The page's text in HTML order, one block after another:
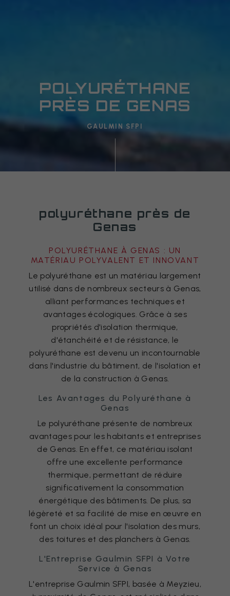
POLYURÉTHANE
PRÈS DE GENAS
GAULMIN SFPI
polyuréthane près de
Genas
POLYURÉTHANE À GENAS : UN
MATÉRIAU POLYVALENT ET INNOVANT
Le polyuréthane est un matériau largement
utilisé dans de nombreux secteurs à Genas,
alliant performances techniques et
avantages écologiques. Grâce à ses
propriétés d'isolation thermique,
d'étanchéité et de résistance, le
polyuréthane est devenu un incontournable
dans l'industrie du bâtiment, de l'isolation et
de la construction à Genas.
Les Avantages du Polyuréthane à
Genas
Le polyuréthane présente de nombreux
avantages pour les habitants et entreprises
de Genas. En effet, ce matériau isolant
offre une excellente performance
thermique, permettant de réduire
significativement la consommation
énergétique des bâtiments. De plus, sa
légèreté et sa facilité de mise en œuvre en
font un choix idéal pour l'isolation des murs,
des toitures et des planchers à Genas.
L'Entreprise Gaulmin SFPI à Votre
Service à Genas
L'entreprise Gaulmin SFPI, basée à Meyzieu,